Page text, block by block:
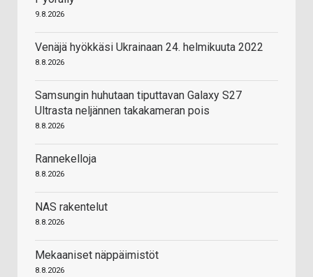
9.8.2026
Venäjä hyökkäsi Ukrainaan 24. helmikuuta 2022
8.8.2026
Samsungin huhutaan tiputtavan Galaxy S27
Ultrasta neljännen takakameran pois
8.8.2026
Rannekelloja
8.8.2026
NAS rakentelut
8.8.2026
Mekaaniset näppäimistöt
8.8.2026